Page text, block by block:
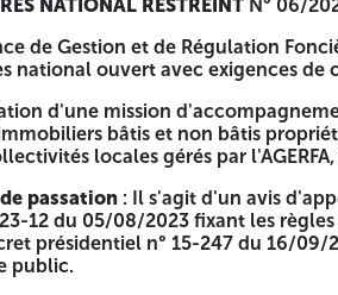
des plis et d'évaluation
de l'AGERFA dans la
non bâtis propriété des
les documents mentionnés
jour du délai de préparation
des plis aura lieu en séance
sont invités à assister)
NATIONAL RESTREINT N° 06/
de Gestion et de Régulation
national ouvert avec exigences de
d'une mission
bâtis et non bâtis
locales gérés par
passation : Il s'agit d'un avis
12 du 05/08/2023 fixant les
présidentiel n° 15-247 du 16/
public.